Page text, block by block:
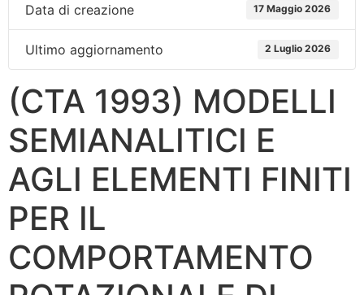
Data di creazione 17 Maggio 2026
Ultimo aggiornamento 2 Luglio 2026
(CTA 1993) MODELLI
SEMIANALITICI E
AGLI ELEMENTI FINITI
PER IL
COMPORTAMENTO